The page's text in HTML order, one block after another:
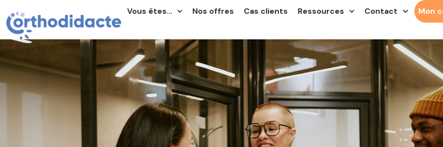
Vous êtes… Nos offres Cas clients Ressources Contact Mon